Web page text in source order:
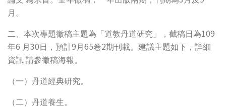
月。
二、本次專題徵稿主題為「道教丹道研究」，截稿日為109
年6 月 30 日，預計9 月 65卷2期刊載。建議主題如下，詳細
資訊 請參徵稿海報。
（一）丹道經典研究。
（二）丹道養生。